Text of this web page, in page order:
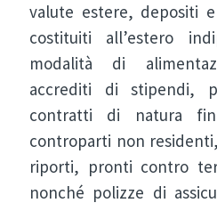
valute estere, depositi
costituiti all’estero
modalità di
accrediti di stipendi,
contratti di natura
controparti non
riporti, pronti contro
nonché polizze di